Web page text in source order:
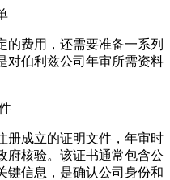
的费用，还需要准备一系列
对伯利兹公司年审所需资料
册成立的证明文件，年审时
府核验。该证书通常包含公
键信息，是确认公司身份和